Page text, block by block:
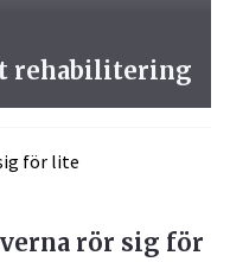
rör sig för
rehabilitering